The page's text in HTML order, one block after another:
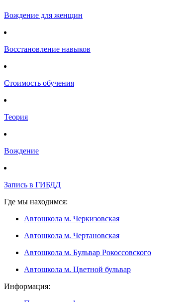
Вождение для женщин
Восстановление навыков
Стоимость обучения
Теория
Вождение
Запись в ГИБДД
Где мы находимся:
Автошкола м. Черкизовская
Автошкола м. Чертановская
Автошкола м. Бульвар Рокоссовского
Автошкола м. Цветной бульвар
Информация: